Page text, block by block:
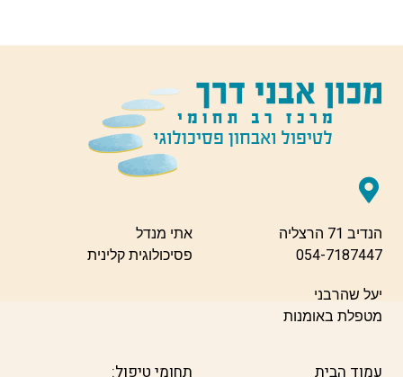
הנדיב 71 הרצליה
054-7187447
אתי מנדל
פסיכולוגית קלינית
יעל שהרבני
מטפלת באומנות
עמוד הבית
תחומי טיפול: